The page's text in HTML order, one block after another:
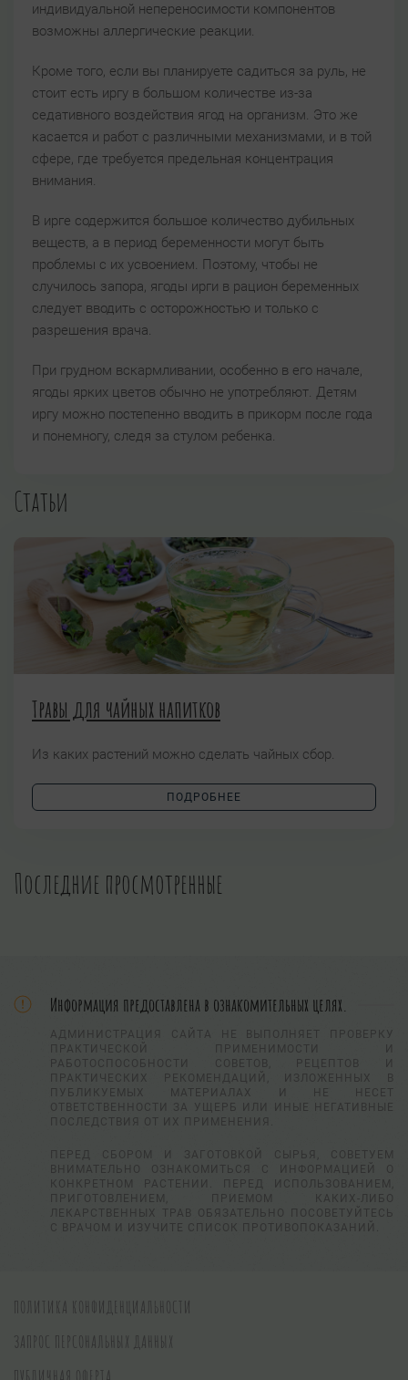
индивидуальной непереносимости компонентов
возможны аллергические реакции.
Кроме того, если вы планируете садиться за руль, не
стоит есть иргу в большом количестве из-за
седативного воздействия ягод на организм. Это же
касается и работ с различными механизмами, и в той
сфере, где требуется предельная концентрация
внимания.
В ирге содержится большое количество дубильных
веществ, а в период беременности могут быть
проблемы с их усвоением. Поэтому, чтобы не
случилось запора, ягоды ирги в рацион беременных
следует вводить с осторожностью и только с
разрешения врача.
При грудном вскармливании, особенно в его начале,
ягоды ярких цветов обычно не употребляют. Детям
иргу можно постепенно вводить в прикорм после года
и понемногу, следя за стулом ребенка.
Статьи
Травы для чайных напитков
Из каких растений можно сделать чайных сбор.
ПОДРОБНЕЕ
Последние просмотренные
Информация предоставлена в ознакомительных целях.
АДМИНИСТРАЦИЯ САЙТА НЕ ВЫПОЛНЯЕТ ПРОВЕРКУ
ПРАКТИЧЕСКОЙ ПРИМЕНИМОСТИ И
РАБОТОСПОСОБНОСТИ СОВЕТОВ, РЕЦЕПТОВ И
ПРАКТИЧЕСКИХ РЕКОМЕНДАЦИЙ, ИЗЛОЖЕННЫХ В
ПУБЛИКУЕМЫХ МАТЕРИАЛАХ И НЕ НЕСЕТ
ОТВЕТСТВЕННОСТИ ЗА УЩЕРБ ИЛИ ИНЫЕ НЕГАТИВНЫЕ
ПОСЛЕДСТВИЯ ОТ ИХ ПРИМЕНЕНИЯ.
ПЕРЕД СБОРОМ И ЗАГОТОВКОЙ СЫРЬЯ, СОВЕТУЕМ
ВНИМАТЕЛЬНО ОЗНАКОМИТЬСЯ С ИНФОРМАЦИЕЙ О
КОНКРЕТНОМ РАСТЕНИИ. ПЕРЕД ИСПОЛЬЗОВАНИЕМ,
ПРИГОТОВЛЕНИЕМ, ПРИЕМОМ КАКИХ-ЛИБО
ЛЕКАРСТВЕННЫХ ТРАВ ОБЯЗАТЕЛЬНО ПОСОВЕТУЙТЕСЬ
С ВРАЧОМ И ИЗУЧИТЕ СПИСОК ПРОТИВОПОКАЗАНИЙ.
ПОЛИТИКА КОНФИДЕНЦИАЛЬНОСТИ
ЗАПРОС ПЕРСОНАЛЬНЫХ ДАННЫХ